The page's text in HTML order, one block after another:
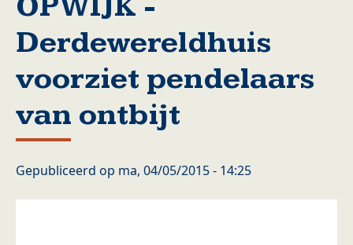
Derdewereldhuis
voorziet pendelaars
van ontbijt
Gepubliceerd op ma, 04/05/2015 - 14:25